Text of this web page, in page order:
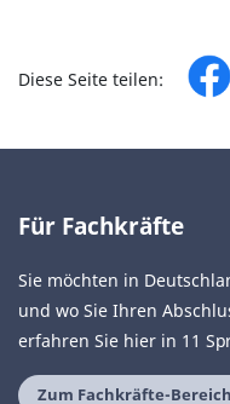
Diese Seite teilen:
Für Fachkräfte
Sie möchten in
und wo Sie Ihren
erfahren Sie hier in 11
Zum Fachkräfte-Bereich